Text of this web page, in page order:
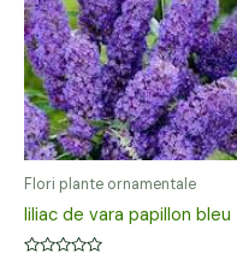
Flori plante ornamentale
liliac de vara papillon bleu
69,00 lei.